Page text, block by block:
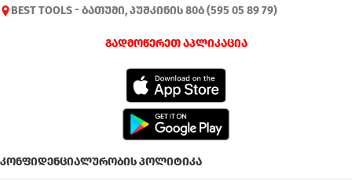
BEST TOOLS - ბათუმი, პუშკინის 80ბ (595 05 89 79)
გადმოწერეთ აპლიკაცია
კონფიდენციალურობის პოლიტიკა